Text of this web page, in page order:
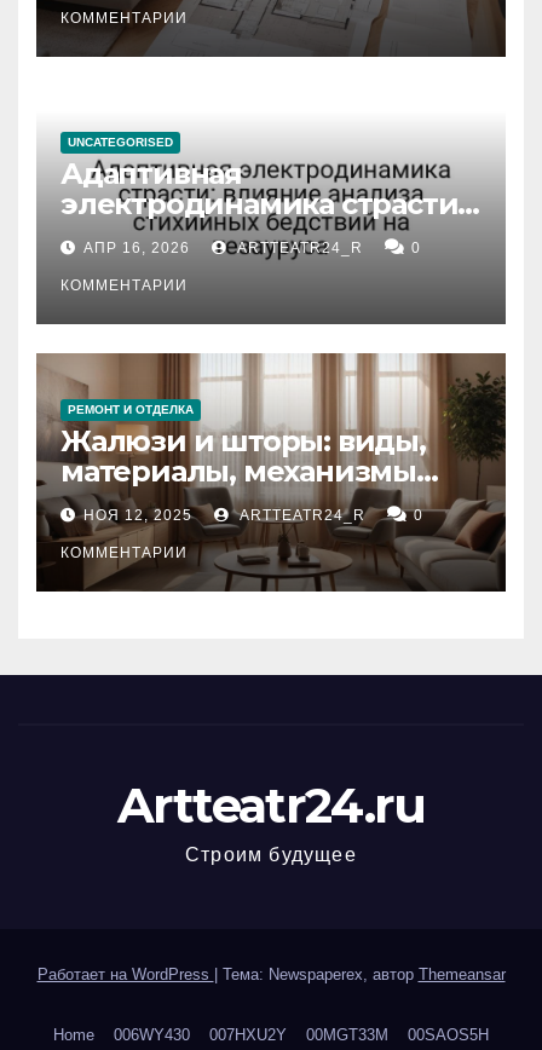
КОММЕНТАРИИ
UNCATEGORISED
Адаптивная
электродинамика страсти:
влияние анализа
стихийных бедствий на
тезауруса
АПР 16, 2026 ARTTEATR24_R 0
КОММЕНТАРИИ
РЕМОНТ И ОТДЕЛКА
Жалюзи и шторы: виды,
материалы, механизмы
управления и уход
НОЯ 12, 2025 ARTTEATR24_R 0
КОММЕНТАРИИ
Artteatr24.ru
Строим будущее
Работает на WordPress Тема: Newspaperex, автор Themeansar
Home 006WY430 007HXU2Y 00MGT33M 00SAOS5H